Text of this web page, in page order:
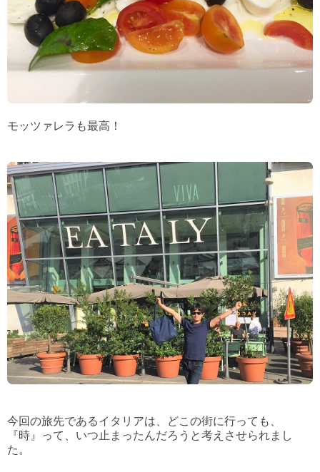
モッツァレラも最高！
今回の旅先であるイタリアは、どこの街に行っても、
『時』って、いつ止まったんだろうと考えさせられまし
た。